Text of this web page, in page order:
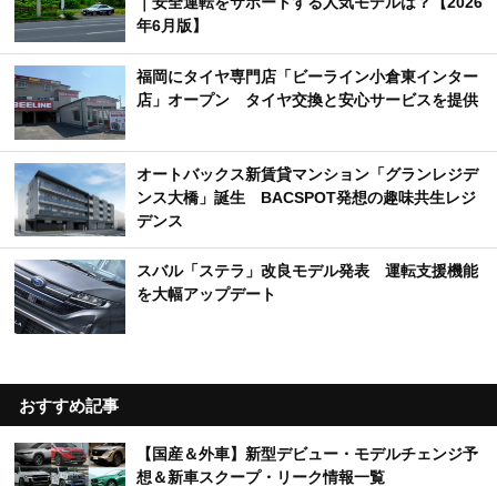
年6月版】
福岡にタイヤ専門店「ビーライン小倉東インター
店」オープン タイヤ交換と安心サービスを提供
オートバックス新賃貸マンション「グランレジデ
ンス大橋」誕生 BACSPOT発想の趣味共生レジ
デンス
スバル「ステラ」改良モデル発表 運転支援機能
を大幅アップデート
おすすめ記事
【国産＆外車】新型デビュー・モデルチェンジ予
想＆新車スクープ・リーク情報一覧